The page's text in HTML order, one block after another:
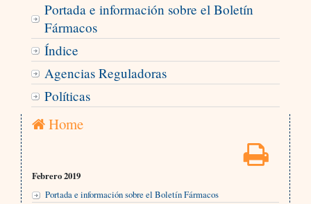
Portada e información sobre el Boletín
Fármacos
Índice
Agencias Reguladoras
Políticas
Home
Febrero 2019
Portada e información sobre el Boletín Fármacos